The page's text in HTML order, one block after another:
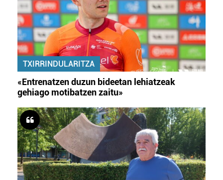
TXIRRINDULARITZA
«Entrenatzen duzun bideetan lehiatzeak
gehiago motibatzen zaitu»